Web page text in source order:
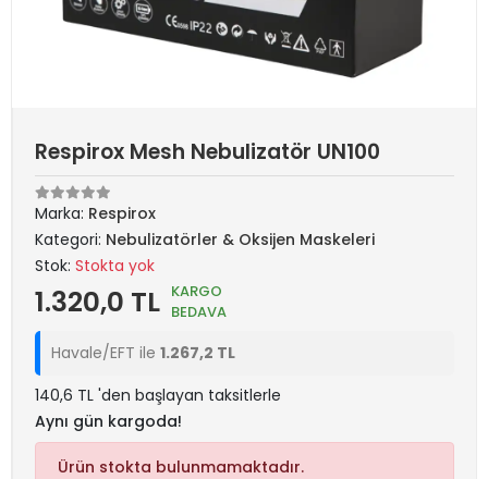
Respirox Mesh Nebulizatör UN100
Marka: Respirox
Kategori: Nebulizatörler & Oksijen Maskeleri
Stok: Stokta yok
1.320,0 TL KARGO
BEDAVA
Havale/EFT ile 1.267,2 TL
140,6 TL 'den başlayan taksitlerle
Aynı gün kargoda!
Ürün stokta bulunmamaktadır.